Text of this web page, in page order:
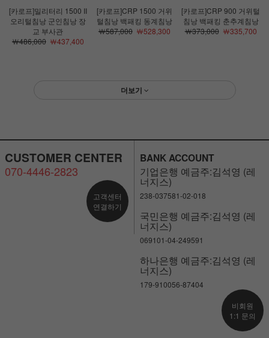
[카로프]밀리터리 1500 II
오리털침낭 군인침낭 장
교 부사관
￦486,000￦437,400
[카로프]CRP 1500 거위
털침낭 백패킹 동계침낭
￦587,000￦528,300
[카로프]CRP 900 거위털
침낭 백패킹 춘추계침낭
￦373,000￦335,700
더보기
CUSTOMER CENTER
070-4446-2823
고객센터
연결하기
BANK ACCOUNT
기업은행 예금주:김석영 (레
너지스)
238-037581-02-018
국민은행 예금주:김석영 (레
너지스)
069101-04-249591
하나은행 예금주:김석영 (레
너지스)
179-910056-87404
비회원
1:1 문의